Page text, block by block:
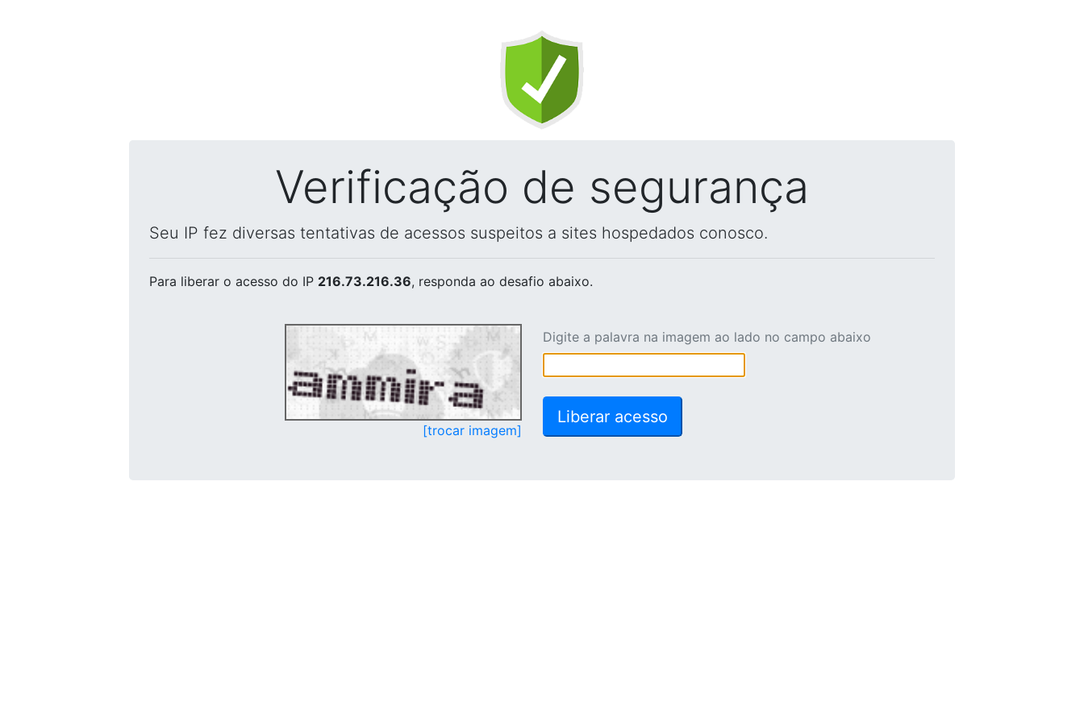
Verificação de segurança
Seu IP fez diversas tentativas de acessos suspeitos a sites hospedados conosco.
Para liberar o acesso do IP 216.73.216.36, responda ao desafio abaixo.
[trocar imagem]
Digite a palavra na imagem ao lado no campo abaixo